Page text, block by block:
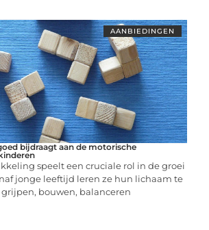
AANBIEDINGEN
bijdraagt aan de motorische
speelt een cruciale rol in de groei
jonge leeftijd leren ze hun lichaam te
bouwen, balanceren